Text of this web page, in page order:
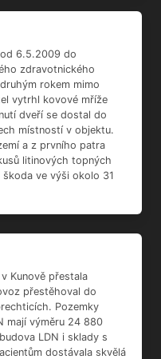
6.5.2009 do
zdravotnického
rokem mimo
vytrhl kovové mříže
dveří se dostal do
místností v objektu.
a z prvního patra
litinových topných
ve výši okolo 31
Kunově přestala
přestěhoval do
Pozemky
mají výměru 24 880
LDN i sklady s
dostávala skvělá